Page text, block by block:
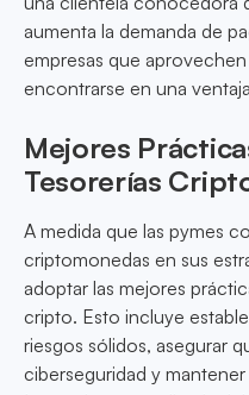
aumenta la demanda de
empresas que
encontrarse en una
Mejores
Tesorerías
A medida que las pymes
criptomonedas en sus
adoptar las mejores
cripto. Esto incluye
riesgos sólidos, asegurar
ciberseguridad y